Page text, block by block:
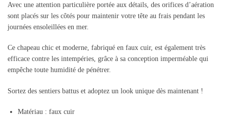
Avec une attention particulière portée aux détails, des orifices d’aération
sont placés sur les côtés pour maintenir votre tête au frais pendant les
journées ensoleillées en mer.
Ce chapeau chic et moderne, fabriqué en faux cuir, est également très
efficace contre les intempéries, grâce à sa conception imperméable qui
empêche toute humidité de pénétrer.
Sortez des sentiers battus et adoptez un look unique dès maintenant !
Matériau : faux cuir